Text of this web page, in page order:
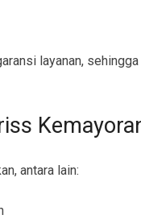
layanan,
antara lain: